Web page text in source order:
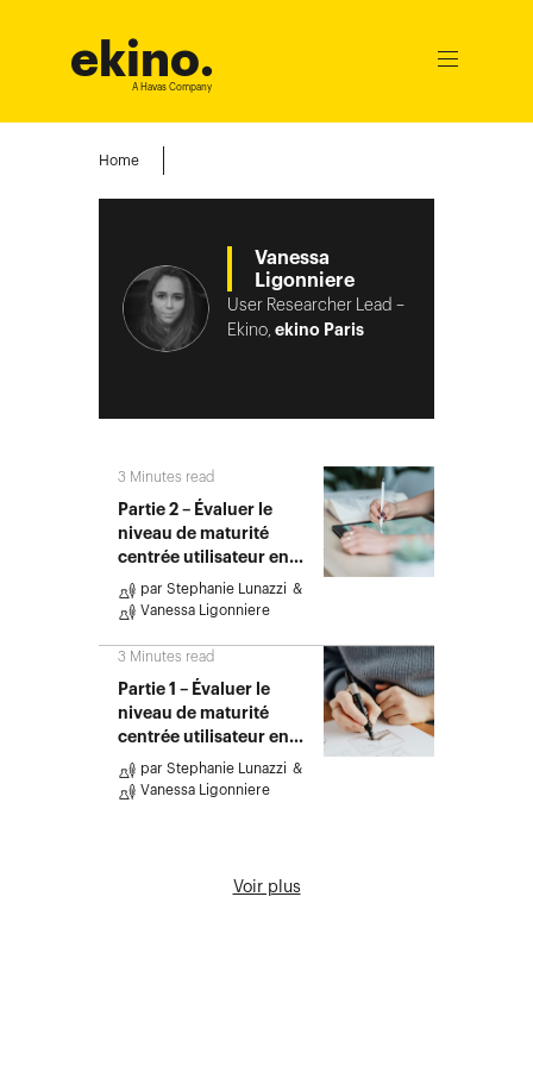
ekino.
A Havas Company
Ouvrir
Home
Vanessa
Ligonniere
User Researcher Lead –
Ekino, ekino Paris
3 Minutes read
Partie 2 – Évaluer le
niveau de maturité
centrée utilisateur en
entreprise : comme…
par Stephanie Lunazzi
Vanessa Ligonniere
3 Minutes read
Partie 1 – Évaluer le
niveau de maturité
centrée utilisateur en
entreprise : pourq…
par Stephanie Lunazzi
Vanessa Ligonniere
Voir plus